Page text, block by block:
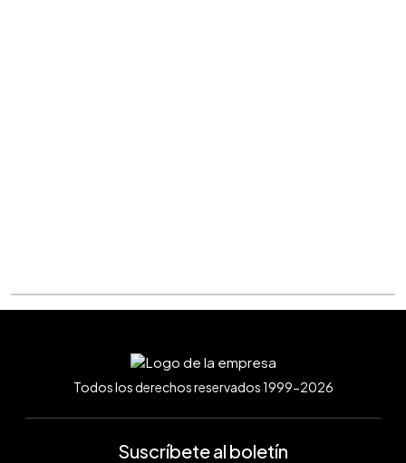
Todos los derechos reservados 1999-2026
Suscríbete al boletín